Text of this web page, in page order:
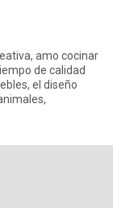
amo cocinar
de calidad
el diseño